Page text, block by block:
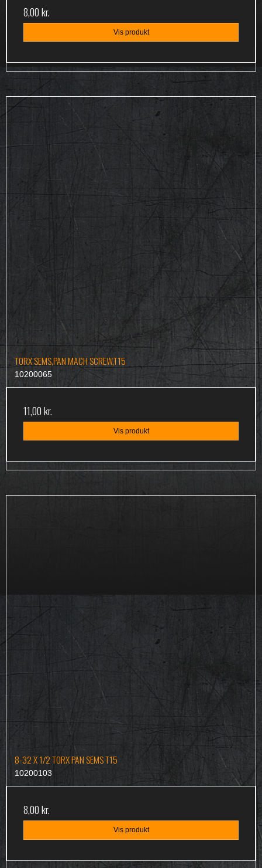
8,00 kr.
Vis produkt
TORX SEMS,PAN MACH SCREW,T15
10200065
11,00 kr.
Vis produkt
8-32 X 1/2 TORX PAN SEMS T15
10200103
8,00 kr.
Vis produkt